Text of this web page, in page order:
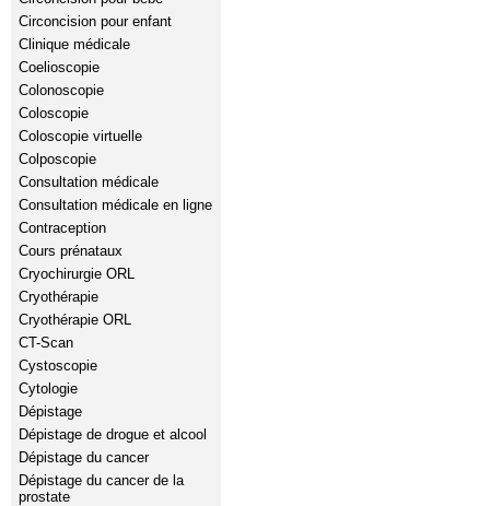
Circoncision pour enfant
Clinique médicale
Coelioscopie
Colonoscopie
Coloscopie
Coloscopie virtuelle
Colposcopie
Consultation médicale
Consultation médicale en ligne
Contraception
Cours prénataux
Cryochirurgie ORL
Cryothérapie
Cryothérapie ORL
CT-Scan
Cystoscopie
Cytologie
Dépistage
Dépistage de drogue et alcool
Dépistage du cancer
Dépistage du cancer de la
prostate